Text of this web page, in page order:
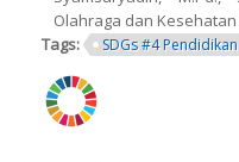
Olahraga dan Kesehatan
Tags:
SDGs #4 Pendidikan
ring.png